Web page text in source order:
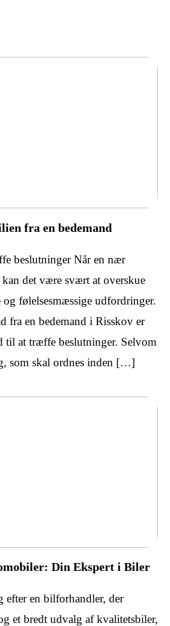
fra en bedemand
beslutninger Når en nær
det være svært at overskue
og følelsesmæssige udfordringer.
fra en bedemand i Risskov er
til at træffe beslutninger. Selvom
som skal ordnes inden […]
Din Ekspert i Biler
efter en bilforhandler, der
et bredt udvalg af kvalitetsbiler,